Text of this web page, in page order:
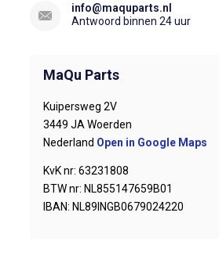
info@maquparts.nl
Antwoord binnen 24 uur
MaQu Parts
Kuipersweg 2V
3449 JA Woerden
Nederland Open in Google Maps
KvK nr: 63231808
BTW nr: NL855147659B01
IBAN: NL89INGB0679024220